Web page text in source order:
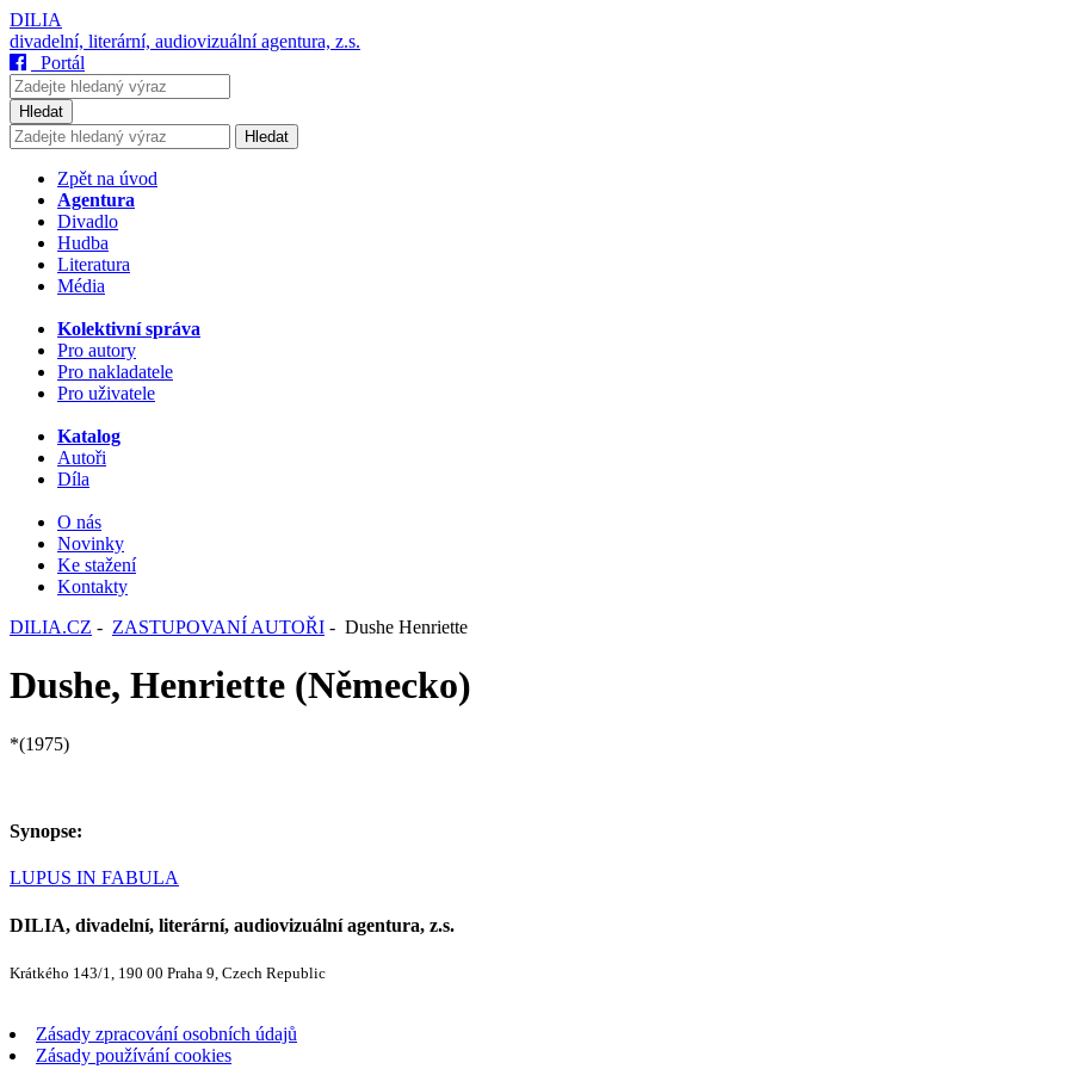
DILIA
divadelní, literární, audiovizuální agentura, z.s.
Portál
Hledat
Hledat
Zpět na úvod
Agentura
Divadlo
Hudba
Literatura
Média
Kolektivní správa
Pro autory
Pro nakladatele
Pro uživatele
Katalog
Autoři
Díla
O nás
Novinky
Ke stažení
Kontakty
DILIA.CZ - ZASTUPOVANÍ AUTOŘI - Dushe Henriette
Dushe, Henriette (Německo)
*(1975)
Synopse:
LUPUS IN FABULA
DILIA, divadelní, literární, audiovizuální agentura, z.s.
Krátkého 143/1, 190 00 Praha 9, Czech Republic
Zásady zpracování osobních údajů
Zásady používání cookies